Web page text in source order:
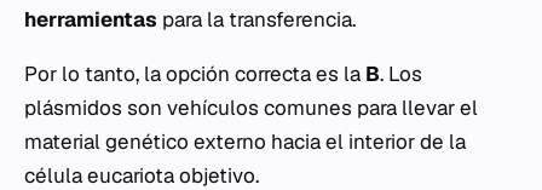
herramientas para la transferencia.
Por lo tanto, la opción correcta es la B. Los
plásmidos son vehículos comunes para llevar el
material genético externo hacia el interior de la
célula eucariota objetivo.